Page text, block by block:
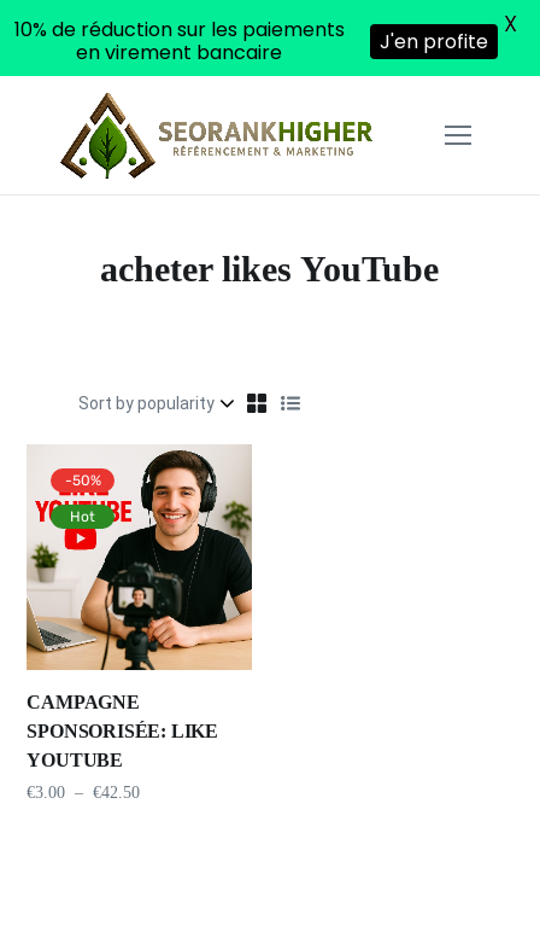
acheter likes YouTube
-50%
Hot
CAMPAGNE
SPONSORISÉE: LIKE
YOUTUBE
€3.00 – €42.50
10% de réduction sur les paiements
en virement bancaire
J'en profite
X